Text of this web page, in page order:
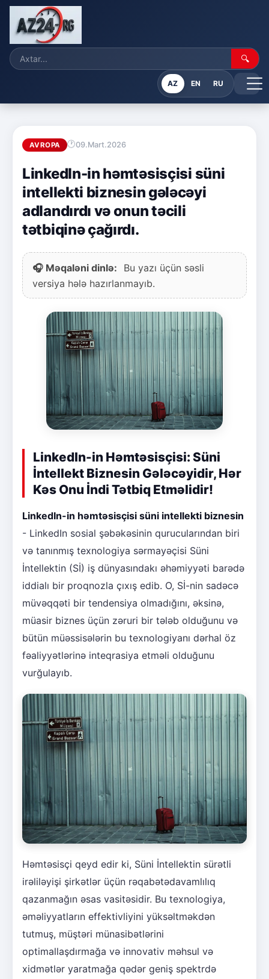
🔍
AZ EN RU
AVROPA 09.Mart.2026
LinkedIn-in həmtəsisçisi süni
intellekti biznesin gələcəyi
adlandırdı və onun təcili
tətbiqinə çağırdı.
🎧 Məqaləni dinlə:
Bu yazı üçün səsli
versiya hələ hazırlanmayıb.
LinkedIn-in Həmtəsisçisi: Süni
İntellekt Biznesin Gələcəyidir, Hər
Kəs Onu İndi Tətbiq Etməlidir!
LinkedIn-in həmtəsisçisi süni intellekti biznesin
- LinkedIn sosial şəbəkəsinin qurucularından biri
və tanınmış texnologiya sərmayəçisi Süni
İntellektin (Sİ) iş dünyasındakı əhəmiyyəti barədə
iddialı bir proqnozla çıxış edib. O, Sİ-nin sadəcə
müvəqqəti bir tendensiya olmadığını, əksinə,
müasir biznes üçün zəruri bir tələb olduğunu və
bütün müəssisələrin bu texnologiyanı dərhal öz
fəaliyyətlərinə inteqrasiya etməli olduğunu
vurğulayıb.
Həmtəsisçi qeyd edir ki, Süni İntellektin sürətli
irəliləyişi şirkətlər üçün rəqabətədavamlılıq
qazanmağın əsas vasitəsidir. Bu texnologiya,
əməliyyatların effektivliyini yüksəltməkdən
tutmuş, müştəri münasibətlərini
optimallaşdırmağa və innovativ məhsul və
xidmətlər yaratmağa qədər geniş spektrdə